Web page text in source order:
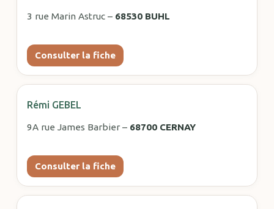
3 rue Marin Astruc – 68530 BUHL
Consulter la fiche
Rémi GEBEL
9A rue James Barbier – 68700 CERNAY
Consulter la fiche